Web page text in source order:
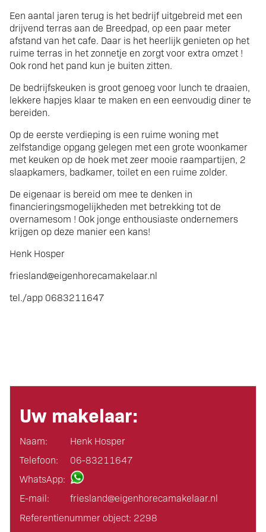
Een aantal jaren terug is het bedrijf uitgebreid met een
drijvend terras aan de Breedpad, op een paar meter
afstand van het cafe. Daar is het heerlijk genieten op het
ruime terras in het zonnetje en zorgt voor extra omzet !
Ook rond het pand kun je buiten zitten.
De bedrijfskeuken is groot genoeg voor lunch te draaien,
lekkere hapjes klaar te maken en een eenvoudig diner te
bereiden.
Op de eerste verdieping is een ruime woning met
zelfstandige opgang gelegen met een grote woonkamer
met keuken op de hoek met zeer mooie raampartijen, 2
slaapkamers, badkamer, toilet en een ruime zolder.
De eigenaar is bereid om mee te denken in
financieringsmogelijkheden met betrekking tot de
overnamesom ! Ook jonge enthousiaste ondernemers
krijgen op deze manier een kans!
Henk Hosper
friesland@eigenhorecamakelaar.nl
tel./app 0683211647
Uw makelaar:
Naam:
Henk Hosper
Telefoon:
06-83211647
WhatsApp:
E-mail:
friesland@eigen­horeca­makelaar.nl
Referentienummer object: 2298